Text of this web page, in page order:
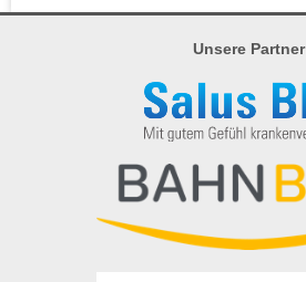
Unsere Partner